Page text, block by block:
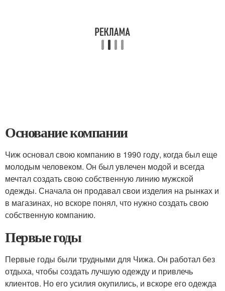
Основание компании
Чиж основал свою компанию в 1990 году, когда был еще
молодым человеком. Он был увлечен модой и всегда
мечтал создать свою собственную линию мужской
одежды. Сначала он продавал свои изделия на рынках и
в магазинах, но вскоре понял, что нужно создать свою
собственную компанию.
Первые годы
Первые годы были трудными для Чижа. Он работал без
отдыха, чтобы создать лучшую одежду и привлечь
клиентов. Но его усилия окупились, и вскоре его одежда